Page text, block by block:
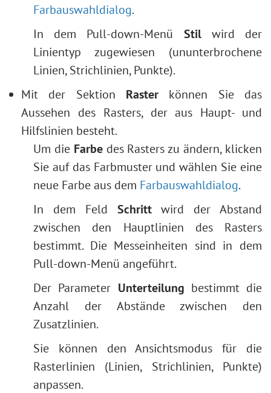
Farbauswahldialog.
In dem Pull-down-Menü Stilwird der
Linientyp zugewiesen (ununterbrochene
Linien, Strichlinien, Punkte).
Mit der Sektion Raster können Sie das
Aussehen des Rasters, der aus Haupt- und
Hilfslinien besteht.
Um die Farbedes Rasters zu ändern, klicken
Sie auf das Farbmuster und wählen Sie eine
neue Farbe aus dem Farbauswahldialog.
In dem Feld Schrittwird der Abstand
zwischen den Hauptlinien des Rasters
bestimmt. Die Messeinheiten sind in dem
Pull-down-Menü angeführt.
Der Parameter Unterteilung bestimmt die
Anzahl der Abstände zwischen den
Zusatzlinien.
Sie können den Ansichtsmodus für die
Rasterlinien (Linien, Strichlinien, Punkte)
anpassen.